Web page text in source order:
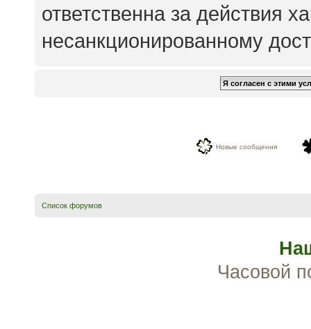
ответственна за действия
несанкционированному
Новые сообщения
Список форумов
Часовой